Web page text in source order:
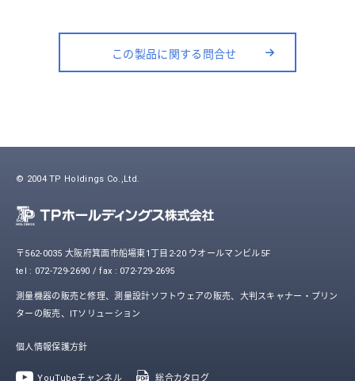
この製品に関する問合せ
© 2004 TP Holdings Co.,Ltd.
〒562-0035 大阪府箕面市船場東1丁目2-20 ウオールマンビル5F
tel : 072-729-2690 / fax : 072-729-2695
測量機器の販売と修理、測量設計ソフトウェアの販売、大判スキャナー・プリン
ターの販売、ITソリューション
個人情報保護方針
YouTubeチャンネル 総合カタログ